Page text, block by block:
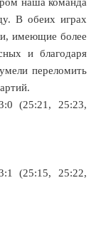
В обеих играх
имеющие более
и благодаря
переломить
(25:21, 25:23,
(25:15, 25:22,